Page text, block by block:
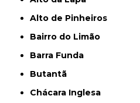
Alto de Pinheiros
Bairro do Limão
Barra Funda
Butantã
Chácara Inglesa